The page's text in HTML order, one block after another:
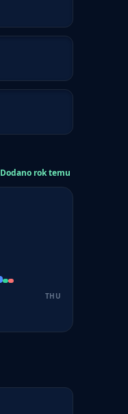
Dodano rok temu
THU